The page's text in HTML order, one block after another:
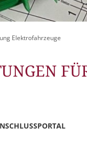
Elektrofahrzeuge